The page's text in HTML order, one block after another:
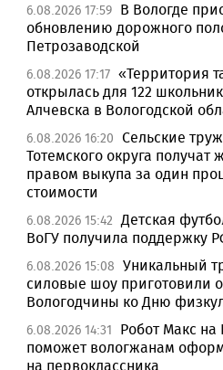
6.08.2026 17:59 В Вологде
обновлению дорожного
Петрозаводской
6.08.2026 17:17 «Территория
открылась для 122
Алчевска в Вологодской
6.08.2026 16:20 Сельские
Тотемского округа получат
правом выкупа за один
стоимости
6.08.2026 15:42 Детская
ВоГУ получила поддержку
6.08.2026 15:08 Уникальный
силовые шоу приготовили
Вологодчины ко Дню
6.08.2026 14:31
Робот Макс на
поможет вологжанам
на первоклассника